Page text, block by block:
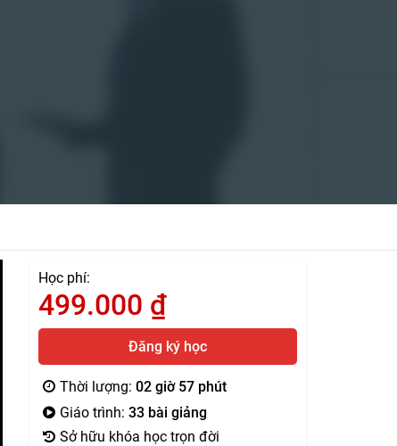
Học phí:
499.000 ₫
Đăng ký học
Thời lượng: 02 giờ 57 phút
Giáo trình: 33 bài giảng
Sở hữu khóa học trọn đời